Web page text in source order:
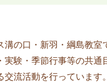
溝の口・新羽・綱島教室
実験・季節行事等の共通
交流活動を行っています。